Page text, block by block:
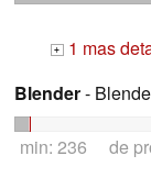
+ 1 mas
Blender-
min: 236 de